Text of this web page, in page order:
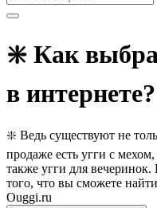
❇️ Как
в интернете?
❇️ Ведь существуют не
продаже есть угги с
также угги для
того, что вы сможете
Ouggi.ru